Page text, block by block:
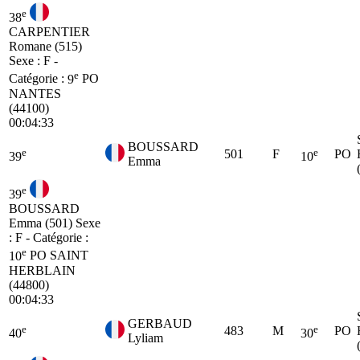
38e
CARPENTIER
Romane (515)
Sexe : F -
Catégorie : 9e PO
NANTES
(44100)
00:04:33
39e
BOUSSARD
Emma
501 F 10e PO
39e
BOUSSARD
Emma (501) Sexe
: F - Catégorie :
10e PO SAINT
HERBLAIN
(44800)
00:04:33
40e
GERBAUD
Lyliam
483 M 30e PO